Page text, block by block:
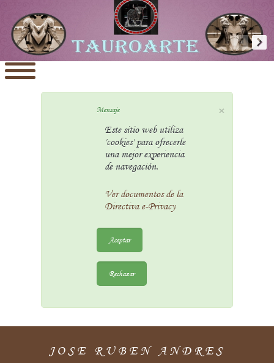
×
Mensaje
Este sitio web utiliza
'cookies' para ofrecerle
una mejor experiencia
de navegación.
Ver documentos de la
Directiva e-Privacy
Aceptar
Rechazar
JOSE RUBEN ANDRES